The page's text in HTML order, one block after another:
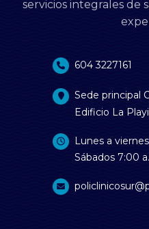
servicios integrales de
604 3227161
Sede principal
Edificio La
Lunes a
Sábados 7:00